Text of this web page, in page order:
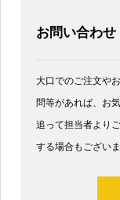
お問い合わせ
大口でのご注文や
問等があれば、お
追って担当者より
する場合もござい